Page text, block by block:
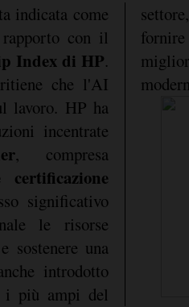
indicata come
con il
Index di HP.
che l'AI
lavoro. HP ha
incentrate
, compresa
significativo
le risorse
sostenere una
introdotto
i più ampi del